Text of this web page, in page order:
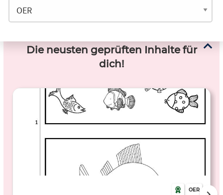
Die neusten geprüften Inhalte für
dich!
OER